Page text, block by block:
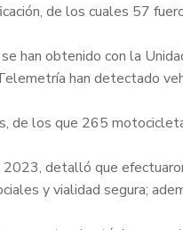
de los cuales 57
han obtenido con la
han detectado
los que 265
2023, detalló que
y vialidad segura;